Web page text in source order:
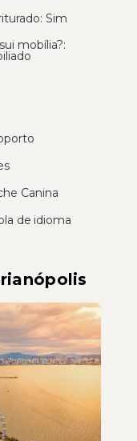
Sim
mobília?:
Canina
de idioma